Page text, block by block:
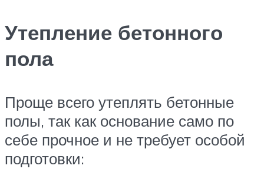
Утепление бетонного
пола
Проще всего утеплять бетонные
полы, так как основание само по
себе прочное и не требует особой
подготовки: